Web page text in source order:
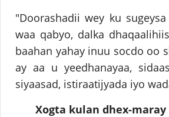
"Doorashadii wey ku
waa qabyo, dalka
baahan yahay inuu socdo oo
ay aa u yeedhanayaa,
siyaasad, istiraatijyada iyo
Xogta kulan dhex-